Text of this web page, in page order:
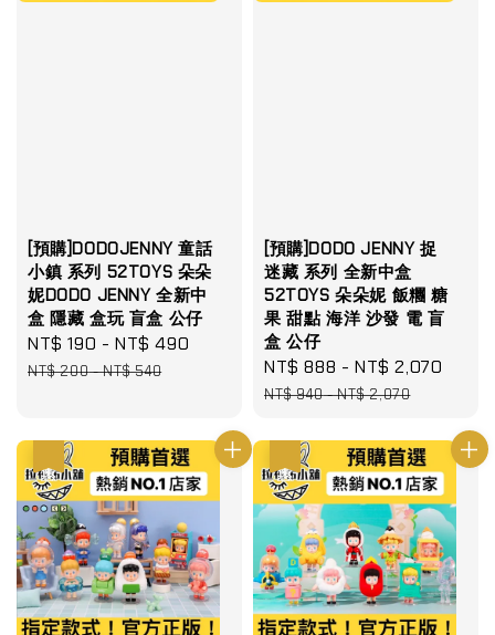
[預購]DODOJENNY 童話
小鎮 系列 52TOYS 朵朵
妮DODO JENNY 全新中
盒 隱藏 盒玩 盲盒 公仔
Sale
price
NT$ 190 -NT$ 490
NT$ 200-NT$ 540
[預購]DODO JENNY 捉
迷藏 系列 全新中盒
52TOYS 朵朵妮 飯糰 糖
果 甜點 海洋 沙發 電 盲
盒 公仔
Sale
price
NT$ 888 -NT$ 2,070
NT$ 940-NT$ 2,070